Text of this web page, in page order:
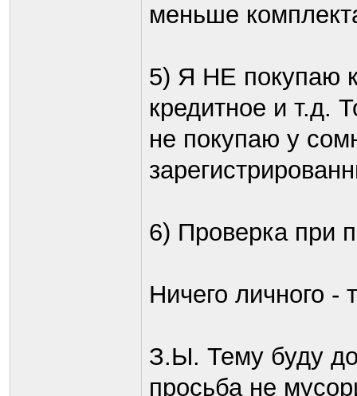
меньше
5) Я НЕ покупаю
кредитное и т.д.
не покупаю у
6) Проверка при
Ничего личного -
З.Ы. Тему буду
просьба не